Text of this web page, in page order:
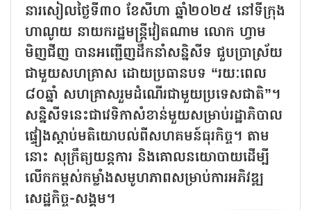
នារសៀលថ្ងៃទី៣០ ខែសីហា ឆ្នាំ២០២៥ នៅទីក្រុង
ហាណូយ នាយករដ្ឋមន្ត្រីវៀតណាម លោក ហ្វាម
មិញជីញ បានអញ្ជើញដឹកនាំសន្និសីទ ជួបប្រាស្រ័យ
ជាមួយសហគ្រាស ដោយប្រធានបទ “រយៈពេល
៨០ឆ្នាំ សហគ្រាសរួមដំណើរជាមួយប្រទេសជាតិ”។
សន្និសីទនេះជាវេទិកាសំខាន់មួយសម្រាប់រដ្ឋាភិបាល
ផ្ទៀងស្តាប់មតិយោបល់ពីសហគមន៍ធុរកិច្ច។ តាម
នោះ សុក្រឹត្យយន្តការ និងគោលនយោបាយដើម្បី
លើកកម្ពស់កម្លាំងសមូហភាពសម្រាប់ការអភិវឌ្ឍ
សេដ្ឋកិច្ច-សង្គម។